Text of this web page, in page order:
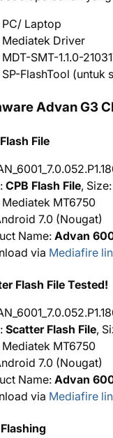
PC/ Laptop
Mediatek Driver
MDT-SMT-1.1.0-
SP-FlashTool (untuk
Advan G3
File
CPB Flash File,
Mediatek MT6750
7.0 (Nougat)
Name: Advan
via Mediafire
Flash File Tested!
Scatter Flash File,
Mediatek MT6750
7.0 (Nougat)
Name: Advan
via Mediafire